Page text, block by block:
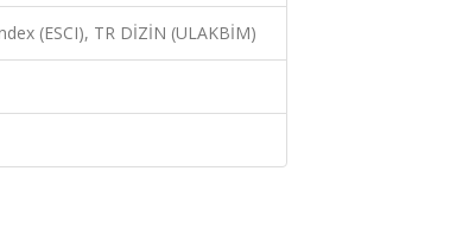
(ESCI), TR DİZİN (ULAKBİM)